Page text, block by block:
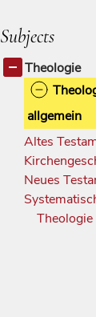
Subjects
Theologie
allgemein
Altes
Neues
Theologie